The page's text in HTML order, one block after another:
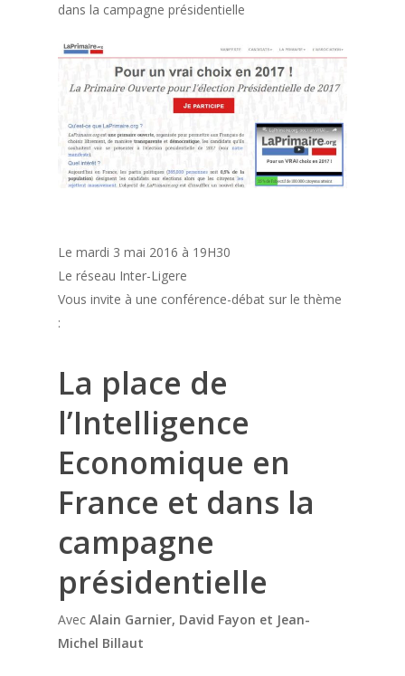
dans la campagne présidentielle
Le mardi 3 mai 2016 à 19H30
Le réseau Inter-Ligere
Vous invite à une conférence-débat sur le thème
:
La place de
l’Intelligence
Economique en
France et dans la
campagne
présidentielle
Avec Alain Garnier, David Fayon et Jean-
Michel Billaut